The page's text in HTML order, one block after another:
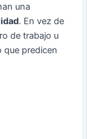
una
. En vez de
de trabajo u
que predicen